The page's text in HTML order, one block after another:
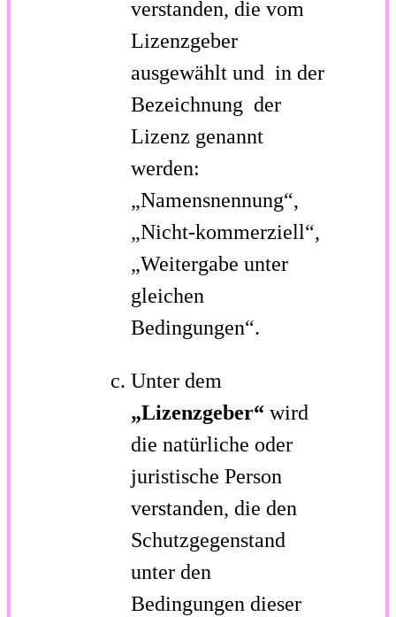
verstanden, die vom
Lizenzgeber
ausgewählt und in der
Bezeichnung der
Lizenz genannt
werden:
„Namensnennung“,
„Nicht-kommerziell“,
„Weitergabe unter
gleichen
Bedingungen“.
Unter dem
„Lizenzgeber“ wird
die natürliche oder
juristische Person
verstanden, die den
Schutzgegenstand
unter den
Bedingungen dieser